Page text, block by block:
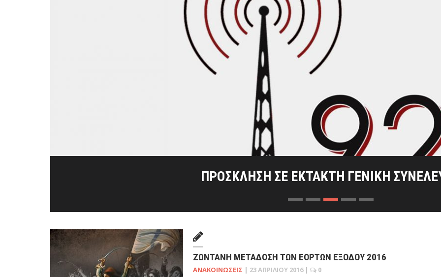
ΚΟΠΉ ΠΊΤΤΑΣ ΤΟΥ ΡΑΔΙΟΦΩΝΙΚΟΎ ΣΤΑΘΜΟΎ
ΜΕΣΟΛΌΓΓΙ-ΑΘΉΝΑ, Η ΣΗΜΑΣΊΑ ΔΎΟ ΚΑΊΡΙΩΝ ΜΑΧΏΝ ΣΤΑ
ΠΡΟΣΚΛΗΣΗ ΣΕ ΕΚΤΑΚΤΗ ΓΕΝΙΚΗ
192Η ΕΠΈΤΕΙΟΣ ΤΗΣ ΕΞΌΔΟΥ ΤΩΝ ΕΛΕΥΘΈΡΩΝ
ΠΡΌΣΚΛΗΣΗ ΓΕΝΙΚΉΣ ΣΥΝΈΛΕΥΣΗΣ
ΖΩΝΤΑΝΉ ΜΕΤΆΔΟΣΗ ΤΩΝ ΕΟΡΤΏΝ ΕΞΌΔΟΥ 2016
ΑΝΑΚΟΙΝΏΣΕΙΣ | 23 ΑΠΡΙΛΊΟΥ 2016 |
0